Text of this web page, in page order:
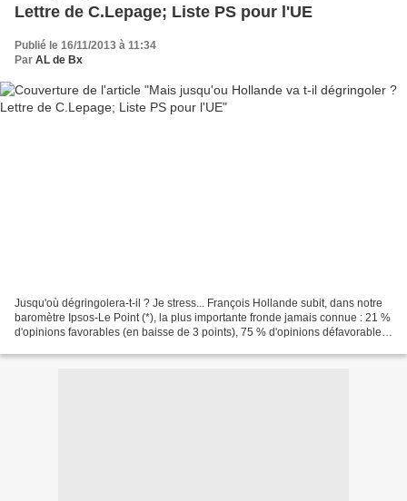
Lettre de C.Lepage; Liste PS pour l'UE
Publié le 16/11/2013 à 11:34
Par AL de Bx
Jusqu'où dégringolera-t-il ? Je stress... François Hollande subit, dans notre
baromètre Ipsos-Le Point (*), la plus importante fronde jamais connue : 21 %
d'opinions favorables (en baisse de 3 points), 75 % d'opinions défavorables